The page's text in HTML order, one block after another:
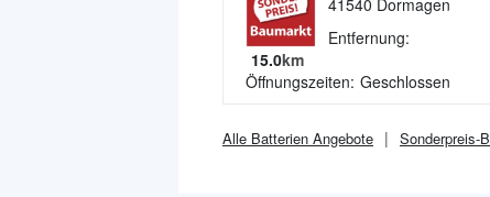
41540 Dormagen
Entfernung:
15.0km
Öffnungszeiten: Geschlossen
Alle Batterien Angebote Sonderpreis-